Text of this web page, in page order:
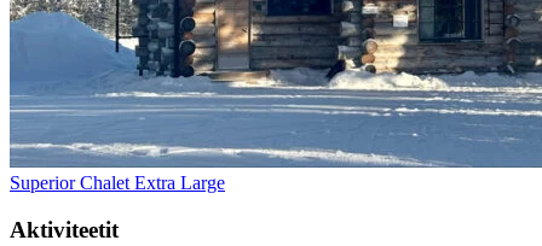
Superior Chalet Extra Large
Aktiviteetit